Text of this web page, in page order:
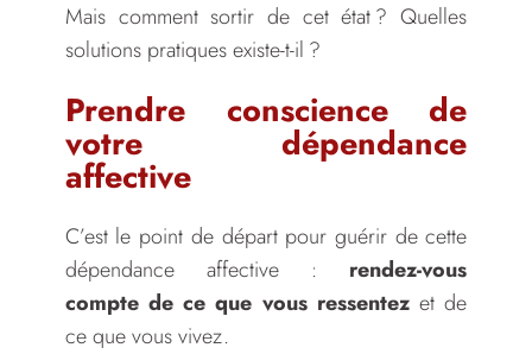
Mais comment sortir de cet état ? Quelles
solutions pratiques existe-t-il ?
Prendre conscience de
votre dépendance
affective
C’est le point de départ pour guérir de cette
dépendance affective : rendez-vous
compte de ce que vous ressentezet de
ce que vous vivez.